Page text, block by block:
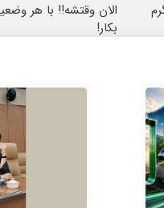
الان وقتشه‼️ با هر
بکار!